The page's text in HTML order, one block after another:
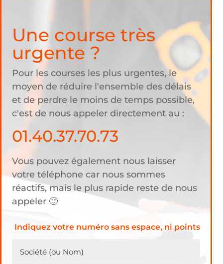
Une course très
urgente ?
Pour les courses les plus urgentes, le
moyen de réduire l'ensemble des délais
et de perdre le moins de temps possible,
c'est de nous appeler directement au :
01.40.37.70.73
Vous pouvez également nous laisser
votre téléphone car nous sommes
réactifs, mais le plus rapide reste de nous
appeler 🙂
Indiquez votre numéro sans espace, ni points